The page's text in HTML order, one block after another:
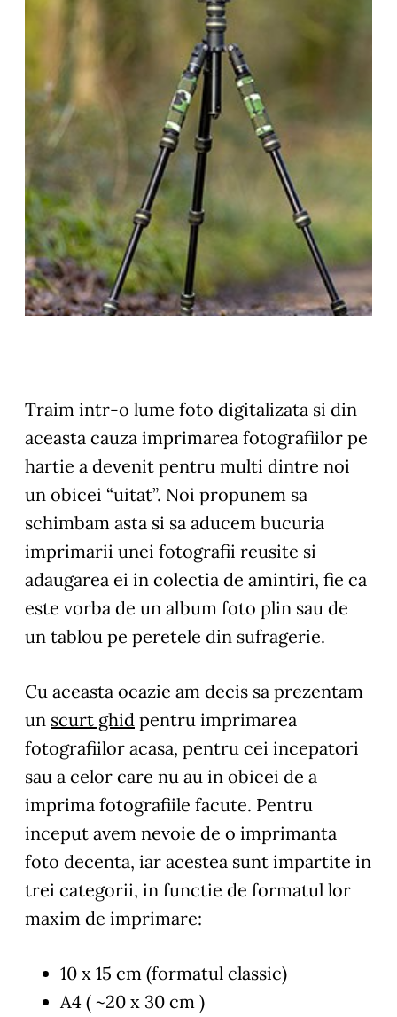
Traim intr-o lume foto digitalizata si din
aceasta cauza imprimarea fotografiilor pe
hartie a devenit pentru multi dintre noi
un obicei “uitat”. Noi propunem sa
schimbam asta si sa aducem bucuria
imprimarii unei fotografii reusite si
adaugarea ei in colectia de amintiri, fie ca
este vorba de un album foto plin sau de
un tablou pe peretele din sufragerie.
Cu aceasta ocazie am decis sa prezentam
un scurt ghid pentru imprimarea
fotografiilor acasa, pentru cei incepatori
sau a celor care nu au in obicei de a
imprima fotografiile facute. Pentru
inceput avem nevoie de o imprimanta
foto decenta, iar acestea sunt impartite in
trei categorii, in functie de formatul lor
maxim de imprimare:
10 x 15 cm (formatul classic)
A4 ( ~20 x 30 cm )